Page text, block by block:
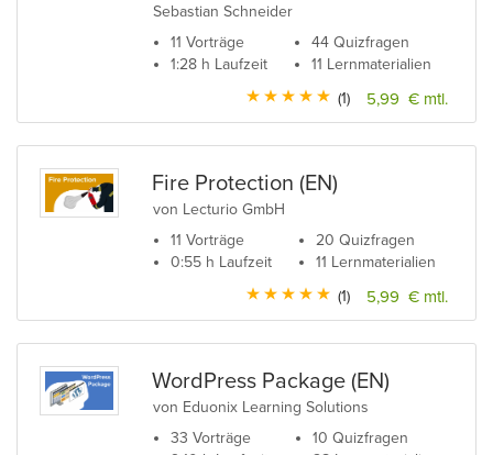
Sebastian Schneider
11 Vorträge
1:28 h Laufzeit
44 Quizfragen
11 Lernmaterialien
5,99 € mtl.
(1)
Fire Protection (EN)
von Lecturio GmbH
11 Vorträge
0:55 h Laufzeit
20 Quizfragen
11 Lernmaterialien
5,99 € mtl.
(1)
WordPress Package (EN)
von Eduonix Learning Solutions
33 Vorträge
10 Quizfragen